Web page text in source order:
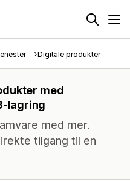
Digitale produkter
med
lagring
med mer.
tilgang til en